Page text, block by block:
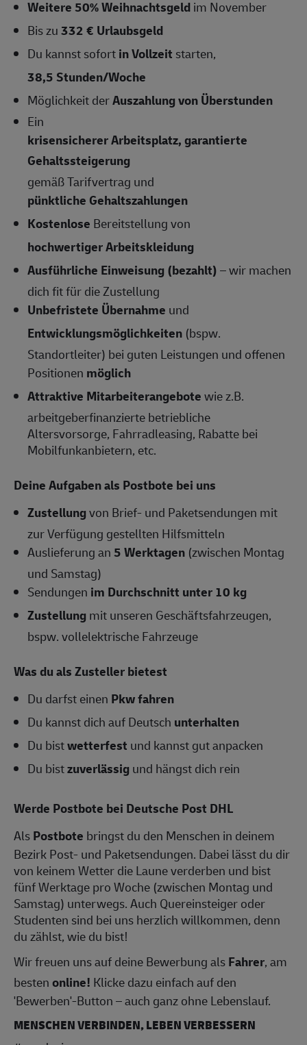
Weitere 50% Weihnachtsgeldim November
Bis zu332 € Urlaubsgeld
Du kannst sofortin Vollzeit starten,
38,5 Stunden/Woche
Möglichkeit derAuszahlung von Überstunden
Ein
krisensicherer Arbeitsplatz, garantierte
Gehaltssteigerung
gemäß Tarifvertrag und
pünktliche Gehaltszahlungen
Kostenlose Bereitstellung von
hochwertiger Arbeitskleidung
Ausführliche Einweisung (bezahlt)– wir machen
dich fit für die Zustellung
Unbefristete Übernahme und
Entwicklungsmöglichkeiten (bspw.
Standortleiter) bei guten Leistungen und offenen
Positionen möglich
Attraktive Mitarbeiterangebotewie z.B.
arbeitgeberfinanzierte betriebliche
Altersvorsorge, Fahrradleasing, Rabatte bei
Mobilfunkanbietern, etc.
Deine Aufgaben als Postbote bei uns
Zustellungvon Brief- und Paketsendungen mit
zur Verfügung gestellten Hilfsmitteln
Auslieferung an5 Werktagen (zwischen Montag
und Samstag)
Sendungen im Durchschnitt unter 10 kg
Zustellungmit unseren Geschäftsfahrzeugen,
bspw. vollelektrische Fahrzeuge
Was du als Zusteller bietest
Du darfst einen Pkw fahren
Du kannst dich auf Deutsch unterhalten
Du bistwetterfest und kannst gut anpacken
Du bistzuverlässigund hängst dich rein
Werde Postbote bei Deutsche Post DHL
AlsPostbote bringst du den Menschen in deinem
Bezirk Post- und Paketsendungen. Dabei lässt du dir
von keinem Wetter die Laune verderben und bist
fünf Werktage pro Woche (zwischen Montag und
Samstag) unterwegs. Auch Quereinsteiger oder
Studenten sind bei uns herzlich willkommen, denn
du zählst, wie du bist!
Wir freuen uns auf deine Bewerbung alsFahrer, am
bestenonline! Klicke dazu einfach auf den
'Bewerben'-Button – auch ganz ohne Lebenslauf.
MENSCHEN VERBINDEN, LEBEN VERBESSERN